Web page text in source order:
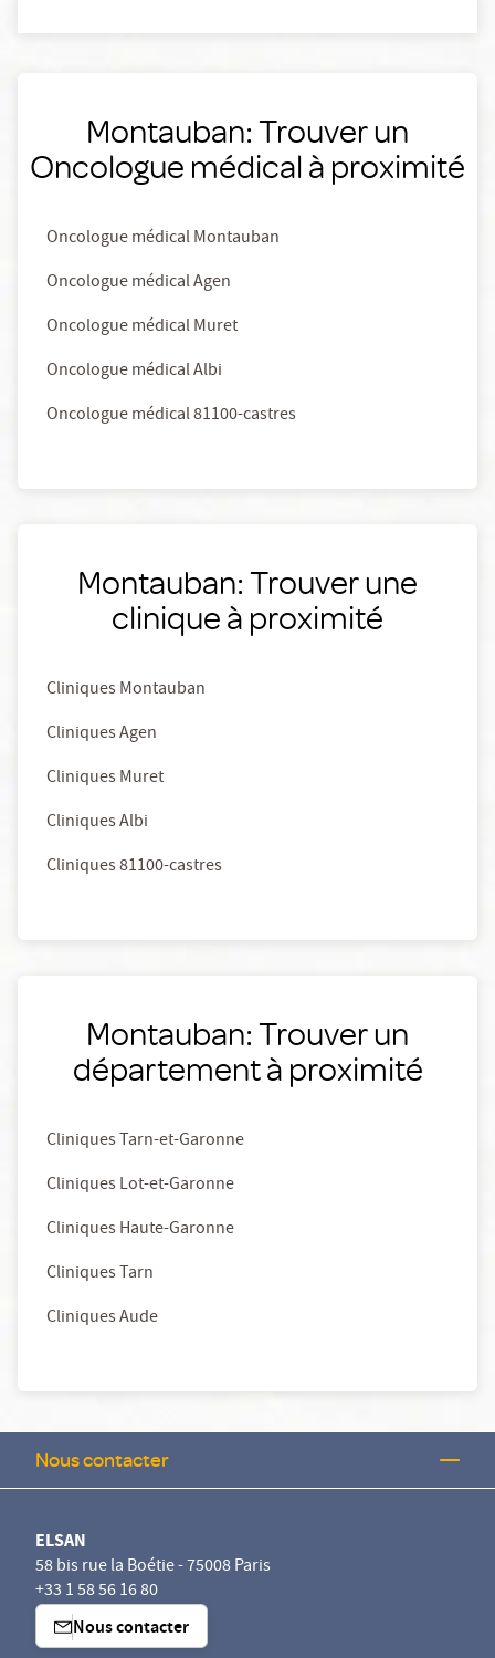
Montauban: Trouver un
Oncologue médical à proximité
Oncologue médical Montauban
Oncologue médical Agen
Oncologue médical Muret
Oncologue médical Albi
Oncologue médical 81100-castres
Montauban: Trouver une
clinique à proximité
Cliniques Montauban
Cliniques Agen
Cliniques Muret
Cliniques Albi
Cliniques 81100-castres
Montauban: Trouver un
département à proximité
Cliniques Tarn-et-Garonne
Cliniques Lot-et-Garonne
Cliniques Haute-Garonne
Cliniques Tarn
Cliniques Aude
Nous contacter
ELSAN
58 bis rue la Boétie - 75008 Paris
+33 1 58 56 16 80
Nous contacter